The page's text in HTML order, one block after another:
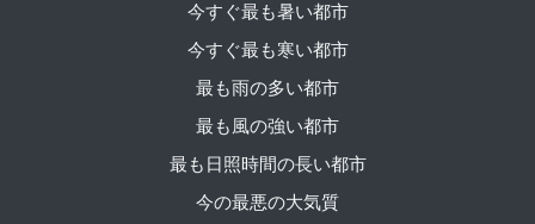
今すぐ最も暑い都市
今すぐ最も寒い都市
最も雨の多い都市
最も風の強い都市
最も日照時間の長い都市
今の最悪の大気質